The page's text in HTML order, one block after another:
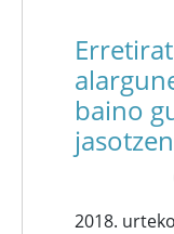
baino
2018.